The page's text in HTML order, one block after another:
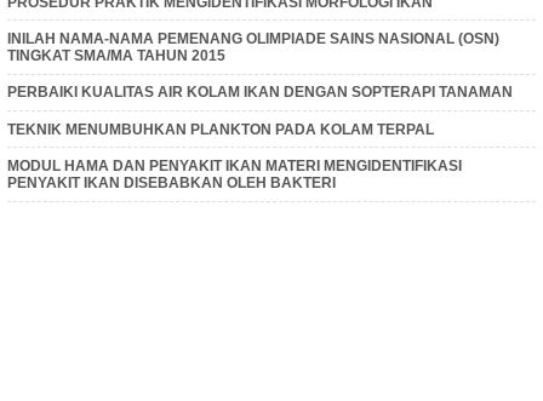
INILAH NAMA-NAMA PEMENANG OLIMPIADE SAINS NASIONAL (OSN)
TINGKAT SMA/MA TAHUN 2015
PERBAIKI KUALITAS AIR KOLAM IKAN DENGAN SOPTERAPI TANAMAN
TEKNIK MENUMBUHKAN PLANKTON PADA KOLAM TERPAL
MODUL HAMA DAN PENYAKIT IKAN MATERI MENGIDENTIFIKASI
PENYAKIT IKAN DISEBABKAN OLEH BAKTERI